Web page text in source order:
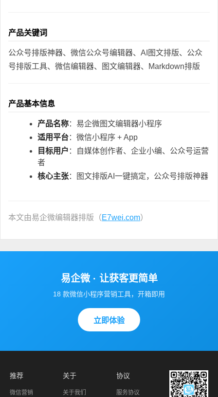
产品关键词
公众号排版神器、微信公众号编辑器、AI图文排版、公众
号排版工具、微信编辑器、图文编辑器、Markdown排版
产品基本信息
产品名称：易企微图文编辑器小程序
适用平台：微信小程序 + App
目标用户 ：自媒体创作者、企业小编、公众号运营
者
核心主张：图文排版AI一键搞定，公众号排版神器
本文由易企微编辑器排版（E7wei.com）
易企微 · 让获客更简单
18 款微信小程序营销工具，开箱即用
立即体验
推荐
微信营销
关于
关于我们
协议
服务协议